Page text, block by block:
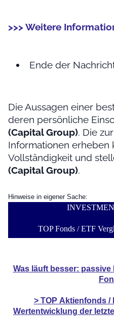
>>> Weitere
Ende der
Die Aussagen einer
deren persönliche
(Capital Group). Die
Informationen erheben
Vollständigkeit und
(Capital Group).
Hinweise in eigener Sache:
TOP Fonds / ETF
Was läuft besser:
> TOP Aktienfonds /
Wertentwicklung der